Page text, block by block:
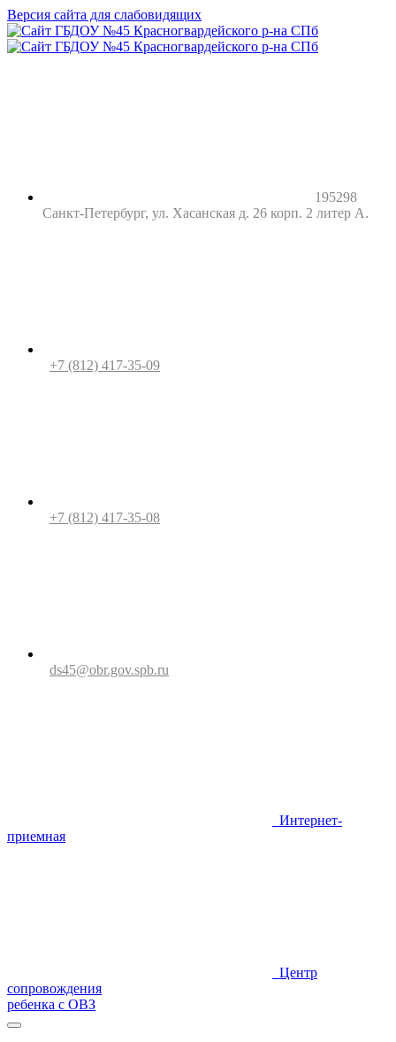
Версия сайта для слабовидящих
195298
Санкт-Петербург, ул. Хасанская д. 26 корп. 2 литер А.
+7 (812) 417-35-09
+7 (812) 417-35-08
ds45@obr.gov.spb.ru
Интернет-
приемная
Центр
сопровождения
ребенка с ОВЗ